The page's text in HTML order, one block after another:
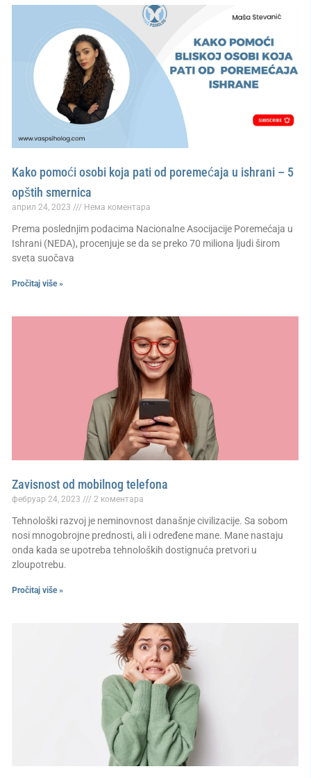
Kako pomoći osobi koja pati od poremećaja u ishrani – 5
opštih smernica
април 24, 2023 Нема коментара
Prema poslednjim podacima Nacionalne Asocijacije Poremećaja u
Ishrani (NEDA), procenjuje se da se preko 70 miliona ljudi širom
sveta suočava
Pročitaj više »
Zavisnost od mobilnog telefona
фебруар 24, 2023 2 коментара
Tehnološki razvoj je neminovnost današnje civilizacije. Sa sobom
nosi mnogobrojne prednosti, ali i određene mane. Mane nastaju
onda kada se upotreba tehnoloških dostignuća pretvori u
zloupotrebu.
Pročitaj više »